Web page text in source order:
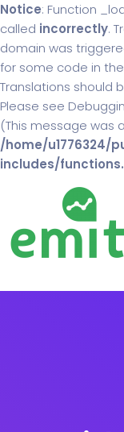
Notice: Function
called incorrectly.
domain was
for some code in
Translations should
Please see
(This message was
/home/u1776324/
includes/